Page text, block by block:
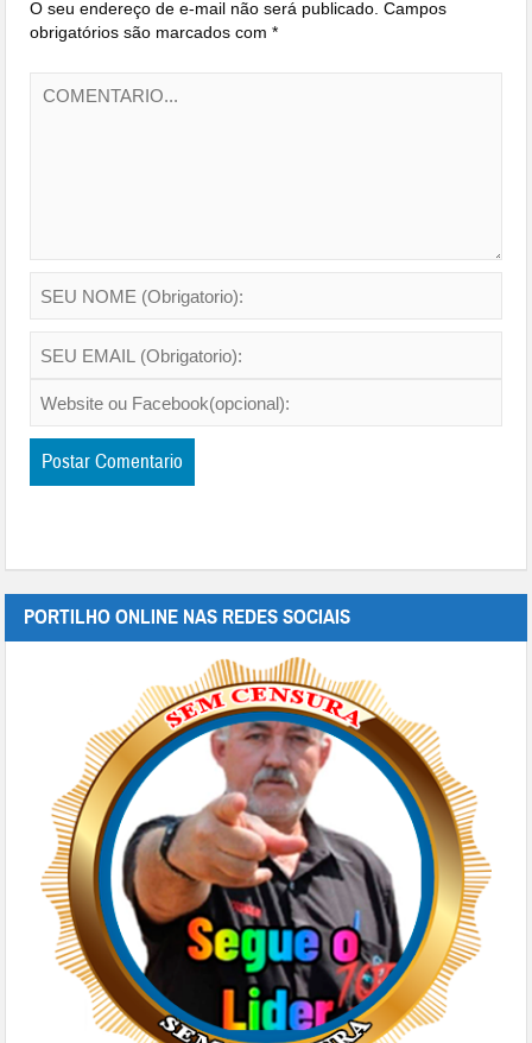
O seu endereço de e-mail não será publicado. Campos
obrigatórios são marcados com*
PORTILHO ONLINE NAS REDES SOCIAIS